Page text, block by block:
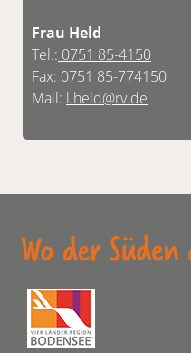
Frau Held
Tel.: 0751 85-4150
Fax: 0751 85-774150
Mail: l.held@rv.de